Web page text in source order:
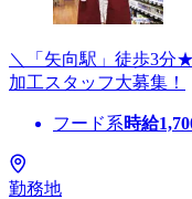
＼「矢向駅」徒歩3分
加工スタッフ大募集！
フード系時給
勤務地